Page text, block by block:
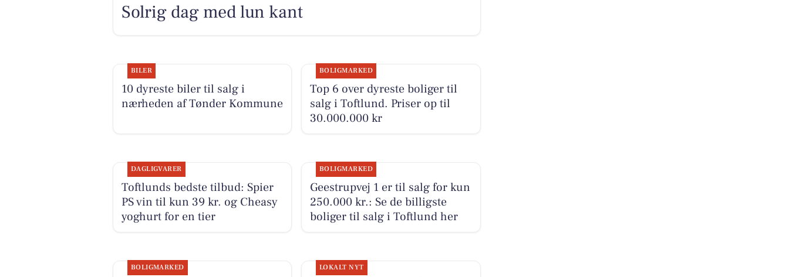
Solrig dag med lun kant
BILER
10 dyreste biler til salg i
nærheden af Tønder Kommune
BOLIGMARKED
Top 6 over dyreste boliger til
salg i Toftlund. Priser op til
30.000.000 kr
DAGLIGVARER
Toftlunds bedste tilbud: Spier
PS vin til kun 39 kr. og Cheasy
yoghurt for en tier
BOLIGMARKED
Geestrupvej 1 er til salg for kun
250.000 kr.: Se de billigste
boliger til salg i Toftlund her
BOLIGMARKED LOKALT NYT